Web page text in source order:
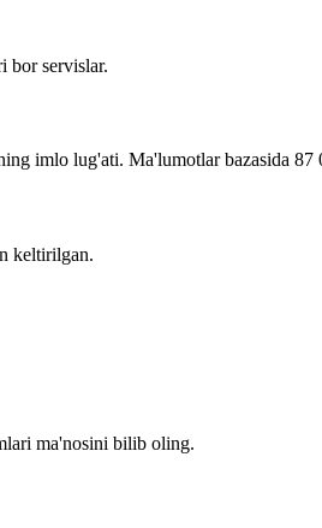
bor servislar.
imlo lug'ati. Ma'lumotlar bazasida 87
keltirilgan.
ma'nosini bilib oling.